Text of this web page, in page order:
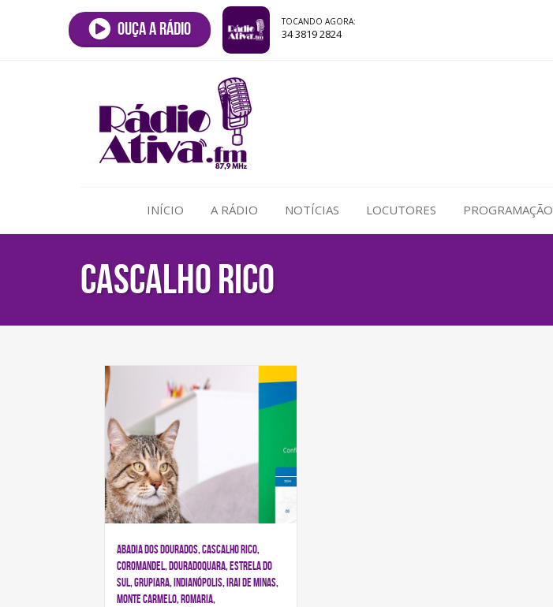
Ouça a rádio TOCANDO AGORA:
34 3819 2824
INÍCIO A RÁDIO NOTÍCIAS LOCUTORES PROGRAMAÇÃO
CASCALHO RICO
ABADIA DOS DOURADOS, CASCALHO RICO,
COROMANDEL, DOURADOQUARA, ESTRELA DO
SUL, GRUPIARA, INDIANÓPOLIS, IRAI DE MINAS,
MONTE CARMELO, ROMARIA,